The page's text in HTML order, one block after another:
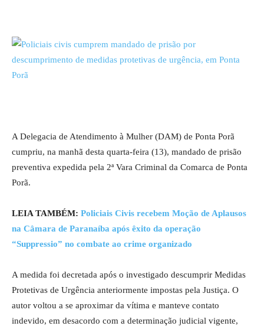
A Delegacia de Atendimento à Mulher (DAM) de Ponta Porã
cumpriu, na manhã desta quarta-feira (13), mandado de prisão
preventiva expedida pela 2ª Vara Criminal da Comarca de Ponta
Porã.
LEIA TAMBÉM: Policiais Civis recebem Moção de Aplausos
na Câmara de Paranaíba após êxito da operação
“Suppressio” no combate ao crime organizado
A medida foi decretada após o investigado descumprir Medidas
Protetivas de Urgência anteriormente impostas pela Justiça. O
autor voltou a se aproximar da vítima e manteve contato
indevido, em desacordo com a determinação judicial vigente,